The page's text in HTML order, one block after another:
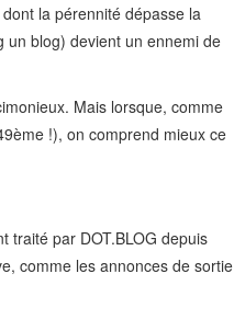
la pérennité dépasse la
un blog) devient un ennemi de
Mais lorsque, comme
!), on comprend mieux ce
traité par DOT.BLOG depuis
comme les annonces de sortie